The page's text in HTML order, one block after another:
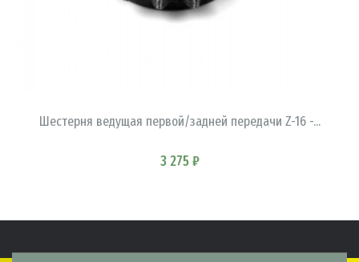
Шестерня ведущая первой/задней передачи Z-16 -...
3 275 ₽